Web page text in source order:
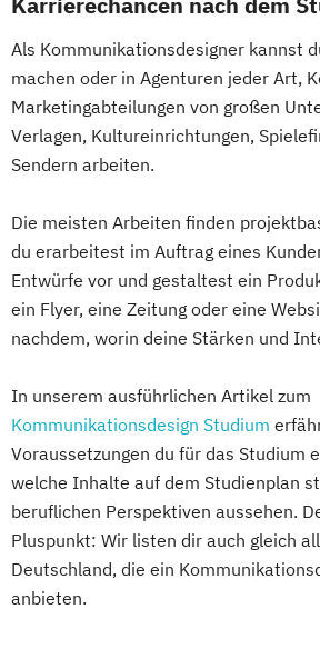
Als Kommunikationsdesigner kannst
machen oder in Agenturen jeder Art,
Marketingabteilungen von großen
Verlagen, Kultureinrichtungen,
Sendern arbeiten.
Die meisten Arbeiten finden
du erarbeitest im Auftrag eines
Entwürfe vor und gestaltest ein
ein Flyer, eine Zeitung oder eine
nachdem, worin deine Stärken und
In unserem ausführlichen Artikel zum
Kommunikationsdesign Studium
Voraussetzungen du für das Studium
welche Inhalte auf dem Studienplan
beruflichen Perspektiven aussehen.
Pluspunkt: Wir listen dir auch gleich
Deutschland, die ein
anbieten.